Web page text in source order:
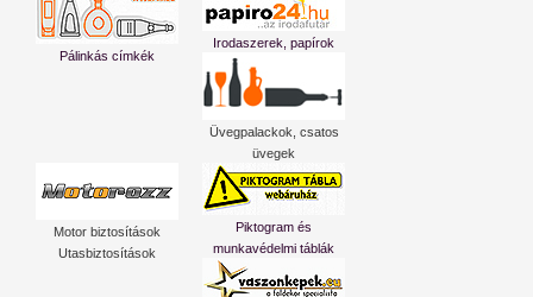
Pálinkás címkék
Irodaszerek, papírok
Üvegpalackok, csatos
üvegek
Motor biztosítások
Utasbiztosítások
Piktogram és
munkavédelmi táblák